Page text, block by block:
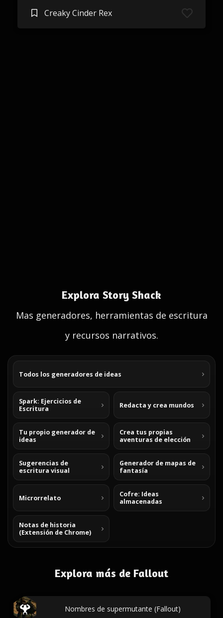
Creaky Cinder Rex
Explora Story Shack
Mas generadores, herramientas de escritura
y recursos narrativos.
Todos los generadores de ideas
Spark: Ejercicios de
Escritura
Redacta y crea mundos
Tu propio generador de
ideas
Crea tus propias
aventuras de elección
Sugerencias de
escritura visual
Generador de mapas de
fantasía
Microrrelato
Cofre: Ideas
almacenadas
Notas de historia
(Extensión de Chrome)
Explora más de Fallout
Nombres de supermutante (Fallout)